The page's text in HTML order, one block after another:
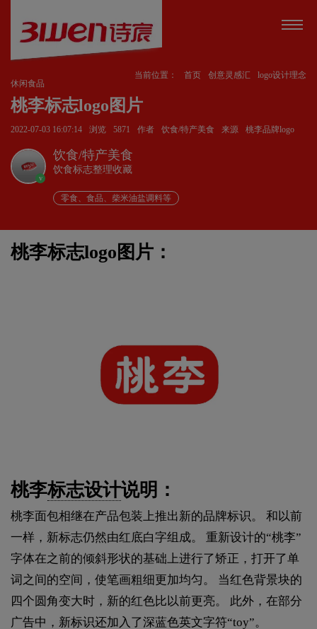
当前位置： 首页 创意灵感汇
logo设计理念
休闲食品
桃李标志logo图片
2022-07-03 16:07:14 浏览 5871 作者 饮食/特产美食 来源 桃李品牌logo
v
饮食/特产美食
饮食标志整理收藏
零食、食品、柴米油盐调料等
桃李标志logo图片：
桃李标志设计说明：
桃李面包相继在产品包装上推出新的品牌标识。 和以前
一样，新标志仍然由红底白字组成。 重新设计的“桃李”
字体在之前的倾斜形状的基础上进行了矫正，打开了单
词之间的空间，使笔画粗细更加均匀。 当红色背景块的
四个圆角变大时，新的红色比以前更亮。 此外，在部分
广告中，新标识还加入了深蓝色英文字符“toy”。